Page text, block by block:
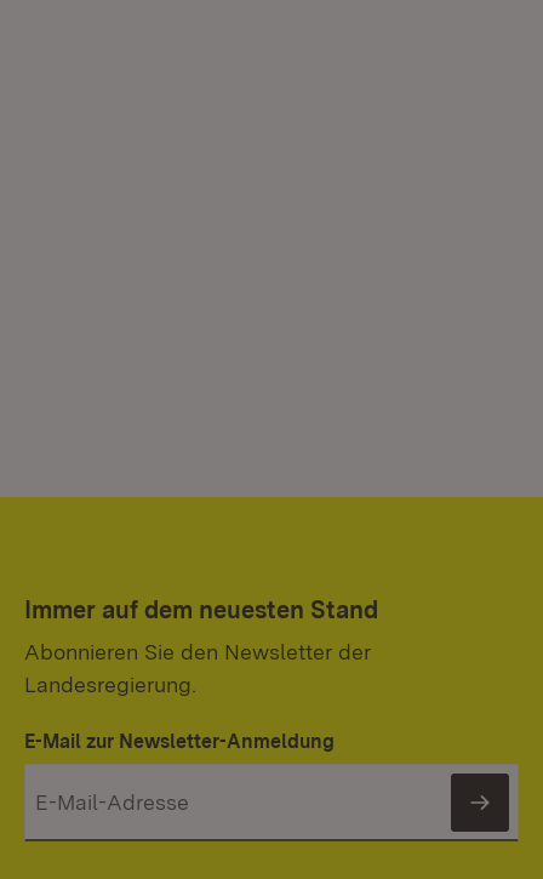
Immer auf dem neuesten Stand
Abonnieren Sie den Newsletter der
Landesregierung.
E-Mail zur Newsletter-Anmeldung